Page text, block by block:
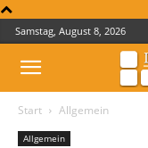
Samstag, August 8, 2026
Start Allgemein
Allgemein